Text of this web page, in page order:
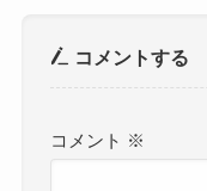
コメントする
コメント ※